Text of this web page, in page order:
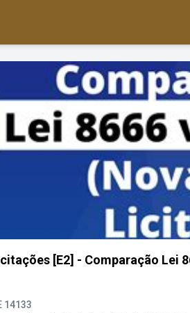
[E2] - Comparação Lei
14133